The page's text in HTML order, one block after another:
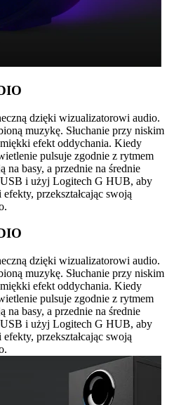
dzięki wizualizatorowi audio.
muzykę. Słuchanie przy niskim
efekt oddychania. Kiedy
pulsuje zgodnie z rytmem
basy, a przednie na średnie
USB i użyj Logitech G HUB, aby
przekształcając swoją
dzięki wizualizatorowi audio.
muzykę. Słuchanie przy niskim
efekt oddychania. Kiedy
pulsuje zgodnie z rytmem
basy, a przednie na średnie
USB i użyj Logitech G HUB, aby
przekształcając swoją